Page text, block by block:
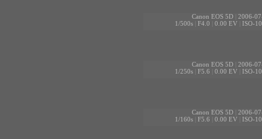
Canon EOS 5D| 2006-
1/500s| F4.0 0.00 EV| ISO-
Canon EOS 5D| 2006-
1/250s| F5.6 0.00 EV| ISO-
Canon EOS 5D| 2006-
1/160s| F5.6 0.00 EV| ISO-